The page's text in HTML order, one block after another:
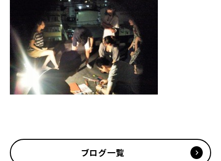
ブログ一覧